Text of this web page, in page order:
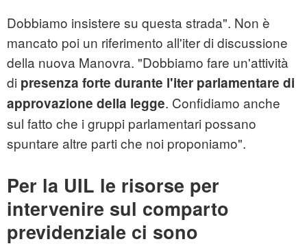
Dobbiamo insistere su questa strada". Non è
mancato poi un riferimento all'iter di discussione
della nuova Manovra. "Dobbiamo fare un'attività
di presenza forte durante l'iter parlamentare di
approvazione della legge. Confidiamo anche
sul fatto che i gruppi parlamentari possano
spuntare altre parti che noi proponiamo".
Per la UIL le risorse per
intervenire sul comparto
previdenziale ci sono